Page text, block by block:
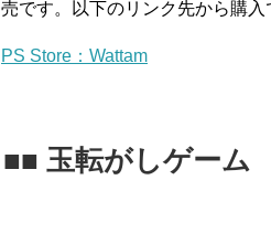
売です。以下のリンク先から購入
PS Store：Wattam
■■ 玉転がしゲーム